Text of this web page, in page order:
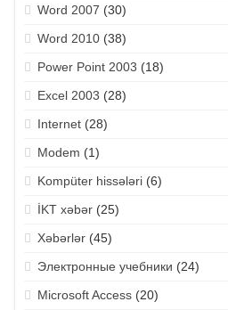
Word 2007 (30)
Word 2010(38)
Power Point 2003 (18)
Excel 2003 (28)
Internet(28)
Modem (1)
Kompüter hissələri(6)
İKT xəbər(25)
Xəbərlər(45)
Электронные учебники (24)
Microsoft Access(20)